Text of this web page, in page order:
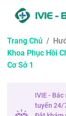
Trang Chủ /
Khoa Phục Hồi
Cơ Sở 1
IVIE -
tuyến 24/